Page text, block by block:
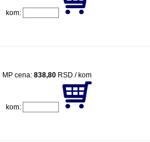
kom:
MP cena: 838,80RSD / kom
kom: